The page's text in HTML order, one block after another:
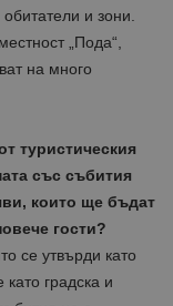
и зони.
„Пода“,
на много
туристическия
със събития
които ще бъдат
гости?
се утвърди като
градска и